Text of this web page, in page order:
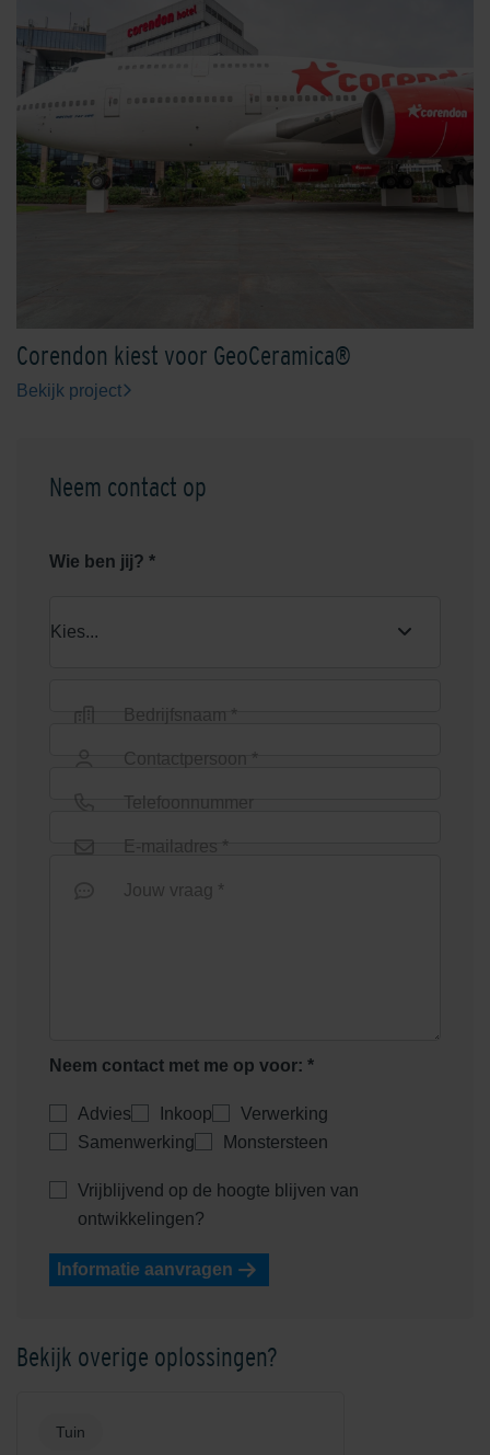
Corendon kiest voor GeoCeramica®
Bekijk project
Neem contact op
Wie ben jij? *
Bedrijfsnaam *
Contactpersoon *
Telefoonnummer
E-mailadres *
Jouw vraag *
Neem contact met me op voor: *
Advies Inkoop
Verwerking
Samenwerking
Monstersteen
Vrijblijvend op de hoogte blijven van
ontwikkelingen?
Informatie aanvragen
Bekijk overige oplossingen?
Tuin